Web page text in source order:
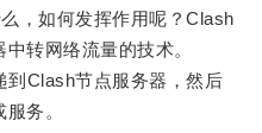
如何发挥作用呢？Clash
转网络流量的技术。
Clash节点服务器，然后
务。